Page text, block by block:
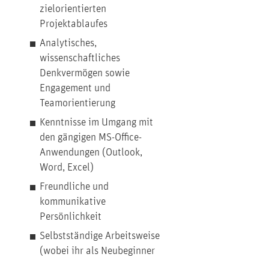
zielorientierten
Projektablaufes
Analytisches,
wissenschaftliches
Denkvermögen sowie
Engagement und
Teamorientierung
Kenntnisse im Umgang mit
den gängigen MS-Office-
Anwendungen (Outlook,
Word, Excel)
Freundliche und
kommunikative
Persönlichkeit
Selbstständige Arbeitsweise
(wobei ihr als Neubeginner